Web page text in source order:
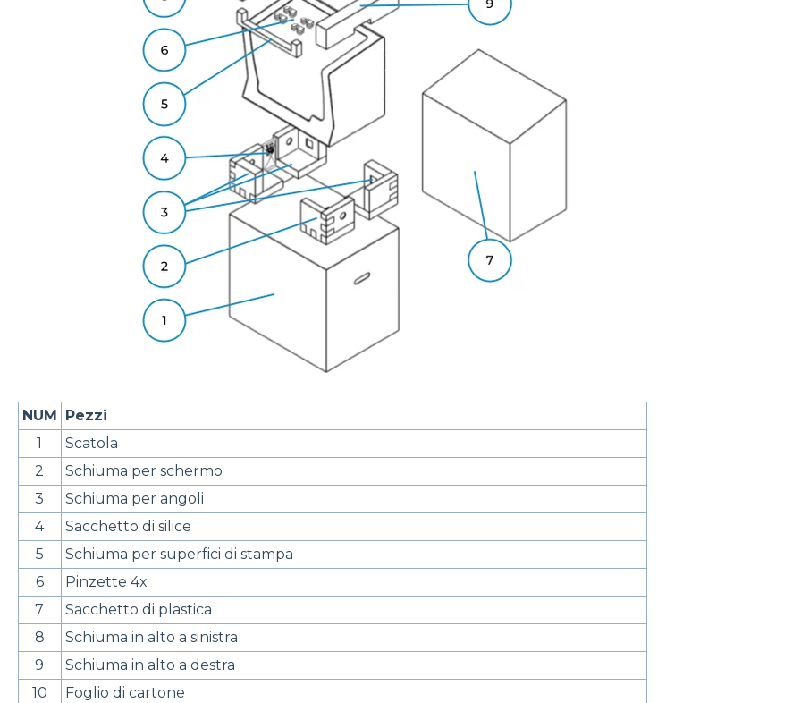
NUM
Pezzi
1
Scatola
2
Schiuma per schermo
3
Schiuma per angoli
4
Sacchetto di silice
5
Schiuma per superfici di stampa
6
Pinzette 4x
7
Sacchetto di plastica
8
Schiuma in alto a sinistra
9
Schiuma in alto a destra
10
Foglio di cartone